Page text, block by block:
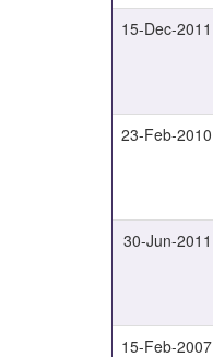
15-Dec-2011
23-Feb-2010
30-Jun-2011
15-Feb-2007